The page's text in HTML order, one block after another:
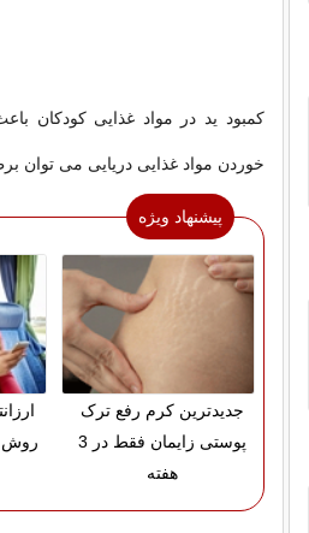
كمبود ید در مواد غذایی کودکان
خوردن مواد غذایی دریایی می توان
پیشنهاد ویژه
جدیدترین کرم رفع ترک
پوستی زایمان فقط در 3
هفته
روش